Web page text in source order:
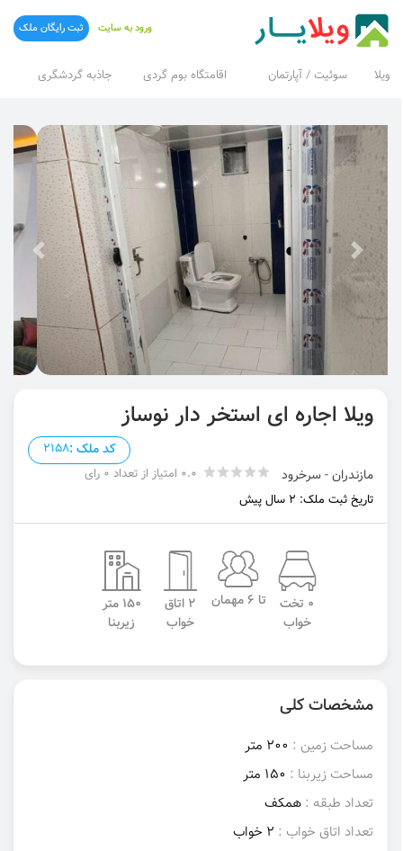
ویلا سوئیت / آپارتمان اقامتگاه بوم گردی جاذبه گردشگری
ورود به سایت ثبت رایگان ملک
ویلا اجاره ای استخر دار نوساز
کد ملک :2158
مازندران - سرخرود
0.0 امتیاز از تعداد 0 رای
تاریخ ثبت ملک: 2 سال پیش
0 تخت
خواب
تا 6 مهمان
2 اتاق
خواب
150 متر
زیربنا
مشخصات کلی
مساحت زمین : 200 متر
مساحت زیربنا : 150 متر
تعداد طبقه : همکف
تعداد اتاق خواب : 2 خواب